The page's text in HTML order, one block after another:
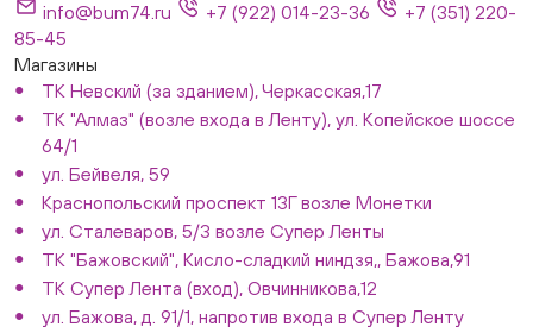
info@bum74.ru +7 (922) 014-23-36
+7 (351) 220-
85-45
Магазины
ТК Невский (за зданием), Черкасская,17
ТК "Алмаз" (возле входа в Ленту), ул. Копейское шоссе
64/1
ул. Бейвеля, 59
Краснопольский проспект 13Г возле Монетки
ул. Сталеваров, 5/3 возле Супер Ленты
ТК "Бажовский", Кисло-сладкий ниндзя,, Бажова,91
ТК Супер Лента (вход), Овчинникова,12
ул. Бажова, д. 91/1, напротив входа в Супер Ленту